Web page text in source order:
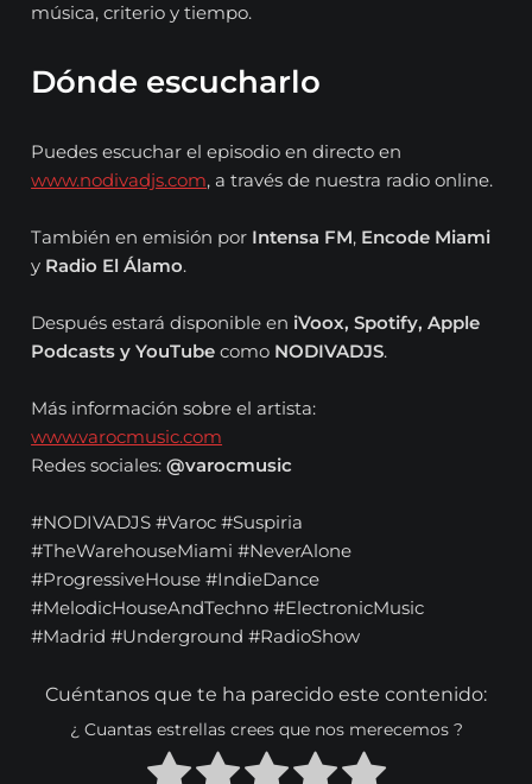
música, criterio y tiempo.
Dónde escucharlo
Puedes escuchar el episodio en directo en
www.nodivadjs.com, a través de nuestra radio online.
También en emisión por Intensa FM, Encode Miami
y Radio El Álamo.
Después estará disponible en iVoox, Spotify, Apple
Podcasts y YouTube como NODIVADJS.
Más información sobre el artista:
www.varocmusic.com
Redes sociales:@varocmusic
#NODIVADJS #Varoc #Suspiria
#TheWarehouseMiami #NeverAlone
#ProgressiveHouse #IndieDance
#MelodicHouseAndTechno #ElectronicMusic
#Madrid #Underground #RadioShow
Cuéntanos que te ha parecido este contenido:
¿ Cuantas estrellas crees que nos merecemos ?